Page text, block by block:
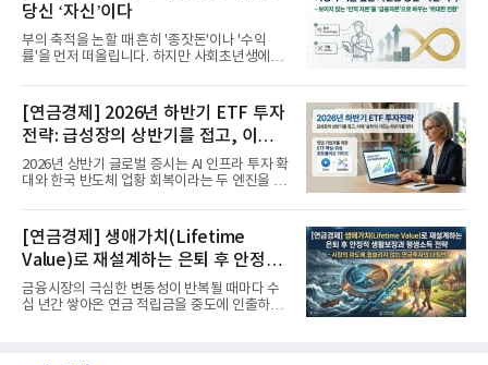
당신 ‘자신’이다
부의 축적을 논할 때 흔히 '종잣돈'이나 '수익
률'을 먼저 떠올립니다. 하지만 사회초년생에게
[연금경제] 2026년 하반기 ETF 투자
전략: 급성장의 상반기를 접고, 이제
'실적'이 가르는 하반기를 맞다
2026년 상반기 글로벌 증시는 AI 인프라 투자 확
대와 한국 반도체 업황 회복이라는 두 엔진을 달
[연금경제] 생애가치(Lifetime
Value)로 재설계하는 은퇴 후 안정적
생활보장과 평생소득 전략
금융시장의 극심한 변동성이 반복될 때마다 수
십 년간 쌓아온 연금 적립금을 중도에 인출하거